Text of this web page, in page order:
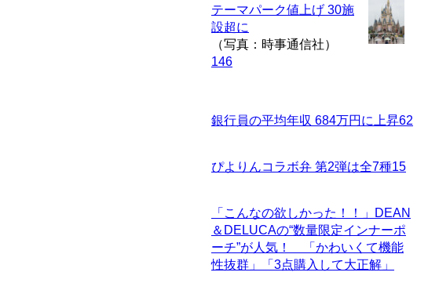
テーマパーク値上げ 30施
設超に
（写真：時事通信社）
146
銀行員の平均年収 684万円に上昇62
ぴよりんコラボ弁 第2弾は全7種15
「こんなの欲しかった！！」DEAN
＆DELUCAの“数量限定インナーポ
ーチ”が人気！ 「かわいくて機能
性抜群」「3点購入して大正解」